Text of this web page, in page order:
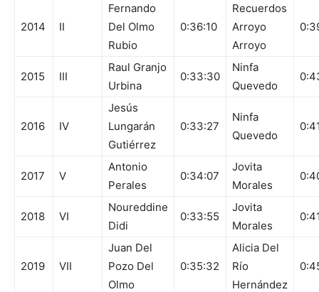
2014 II
Fernando
Del Olmo
Rubio
0:36:10
Recuerdos
Arroyo
Arroyo
2015 III
Raul Granjo
Urbina
0:33:30
Ninfa
Quevedo
2016 IV
Jesús
Lungarán
Gutiérrez
0:33:27
Ninfa
Quevedo
2017 V
Antonio
Perales
0:34:07
Jovita
Morales
2018 VI
Noureddine
Didi
0:33:55
Jovita
Morales
2019 VII
Juan Del
Pozo Del
Olmo
0:35:32
Alicia Del
Río
Hernández